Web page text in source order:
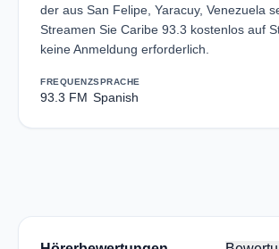
der aus San Felipe, Yaracuy, Venezuela
Streamen Sie Caribe 93.3 kostenlos auf
keine Anmeldung erforderlich.
FREQUENZ
93.3 FM
SPRACHE
Spanish